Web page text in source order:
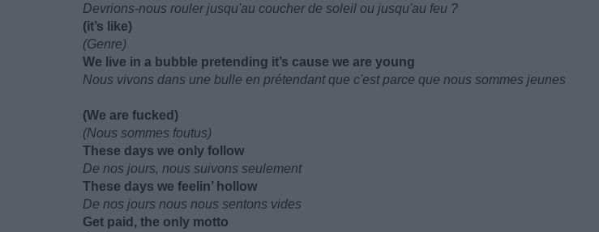
Devrions-nous rouler jusqu'au coucher de soleil ou jusqu'au feu ?
(it’s like)
(Genre)
We live in a bubble pretending it’s cause we are young
Nous vivons dans une bulle en prétendant que c'est parce que nous sommes jeunes
(We are fucked)
(Nous sommes foutus)
These days we only follow
De nos jours, nous suivons seulement
These days we feelin’ hollow
De nos jours nous nous sentons vides
Get paid, the only motto